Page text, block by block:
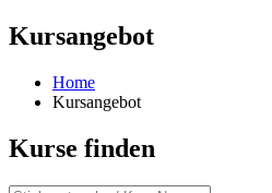
Kursangebot
Home
Kursangebot
Kurse finden